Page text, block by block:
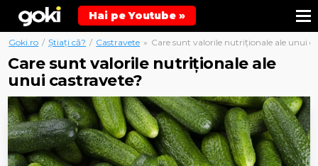
Hai pe Youtube »
Goki.ro / Știați că? / Castravete » Care sunt valorile nutriționale ale unui
Care sunt valorile nutriționale ale
unui castravete?